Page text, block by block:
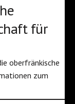
für
oberfränkische
zum